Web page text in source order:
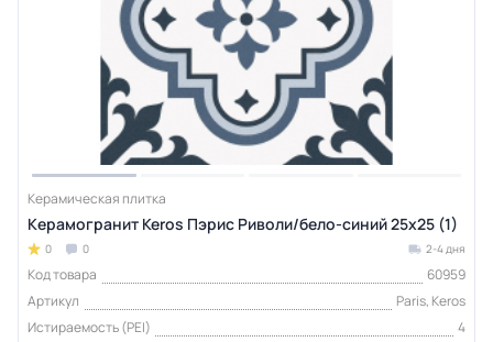
Керамическая плитка
Керамогранит Keros Пэрис Риволи/бело-синий 25x25 (1)
0 0 2-4 дня
Код товара
60959
Артикул
Paris, Keros
Истираемость (PEI)
4